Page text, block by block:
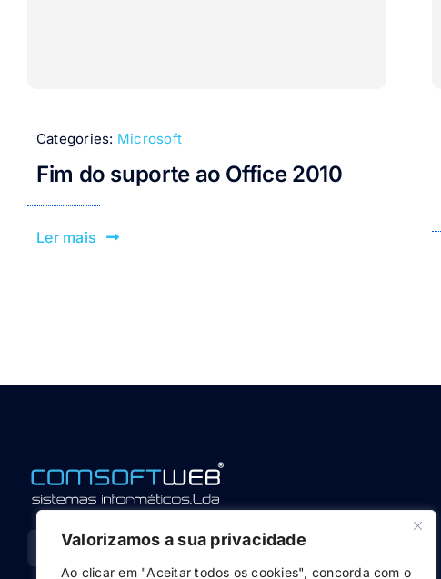
Valorizamos a sua privacidade
Ao clicar em "Aceitar todos os cookies", concorda com o
Categories: Microsoft
Fim do suporte ao Office 2010
Ler mais